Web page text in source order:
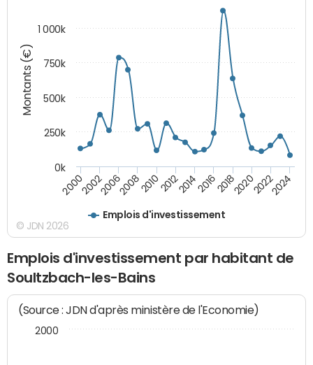
Montants (€)
Emplois d'investissement
200020022006200820102012201420162018202020222024
0k
250k
500k
750k
1 000k
© JDN 2026
Emplois d'investissement par habitant de
Soultzbach-les-Bains
(Source : JDN d'après ministère de l'Economie)
2000